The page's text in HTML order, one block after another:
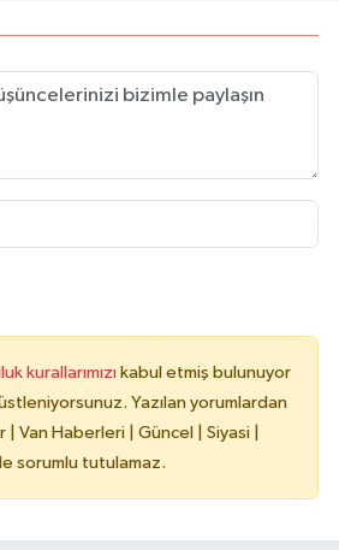
kurallarımızı kabul etmiş bulunuyor
Yazılan yorumlardan
| Van Haberleri | Güncel | Siyasi |
sorumlu tutulamaz.